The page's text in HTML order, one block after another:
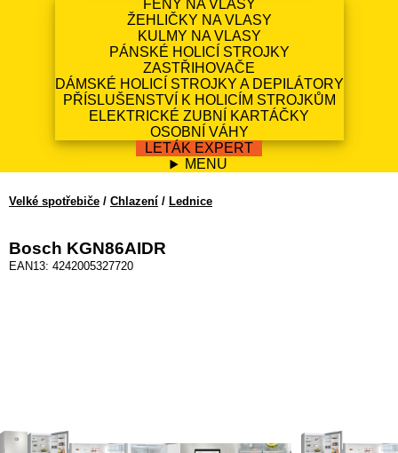
FÉNY NA VLASY
ŽEHLIČKY NA VLASY
KULMY NA VLASY
PÁNSKÉ HOLICÍ STROJKY
ZASTŘIHOVAČE
DÁMSKÉ HOLICÍ STROJKY A DEPILÁTORY
PŘÍSLUŠENSTVÍ K HOLICÍM STROJKŮM
ELEKTRICKÉ ZUBNÍ KARTÁČKY
OSOBNÍ VÁHY
LETÁK EXPERT
MENU
Velké spotřebiče / Chlazení / Lednice
Bosch KGN86AIDR
EAN13: 4242005327720